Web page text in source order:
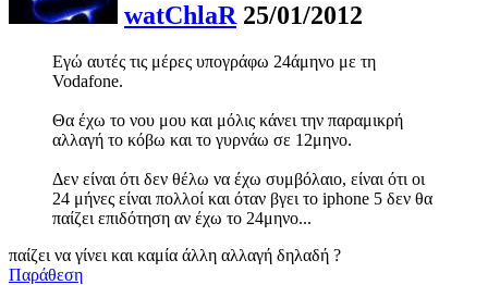
watChlaR 25/01/2012
Εγώ αυτές τις μέρες υπογράφω 24άμηνο με τη
Vodafone.
Θα έχω το νου μου και μόλις κάνει την παραμικρή
αλλαγή το κόβω και το γυρνάω σε 12μηνο.
Δεν είναι ότι δεν θέλω να έχω συμβόλαιο, είναι ότι οι
24 μήνες είναι πολλοί και όταν βγει το iphone 5 δεν θα
παίζει επιδότηση αν έχω το 24μηνο...
παίζει να γίνει και καμία άλλη αλλαγή δηλαδή ?
Παράθεση